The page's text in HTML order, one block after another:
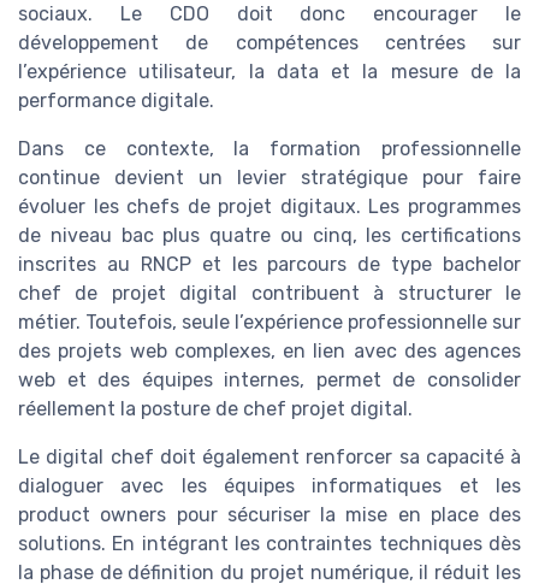
sociaux. Le CDO doit donc encourager le
développement de compétences centrées sur
l’expérience utilisateur, la data et la mesure de la
performance digitale.
Dans ce contexte, la formation professionnelle
continue devient un levier stratégique pour faire
évoluer les chefs de projet digitaux. Les programmes
de niveau bac plus quatre ou cinq, les certifications
inscrites au RNCP et les parcours de type bachelor
chef de projet digital contribuent à structurer le
métier. Toutefois, seule l’expérience professionnelle sur
des projets web complexes, en lien avec des agences
web et des équipes internes, permet de consolider
réellement la posture de chef projet digital.
Le digital chef doit également renforcer sa capacité à
dialoguer avec les équipes informatiques et les
product owners pour sécuriser la mise en place des
solutions. En intégrant les contraintes techniques dès
la phase de définition du projet numérique, il réduit les